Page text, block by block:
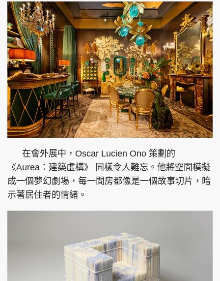
在會外展中，Oscar Lucien Ono 策劃的
《Aurea：建築虛構》 同樣令人難忘。他將空間模擬
成一個夢幻劇場，每一間房都像是一個故事切片，暗
示著居住者的情緒。